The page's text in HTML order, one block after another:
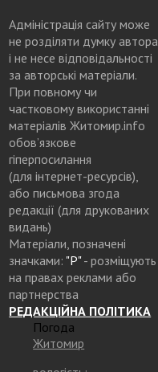
Адміністрація сайту може
не розділяти думку автора
і не несе відповідальності
за авторські матеріали.
При повному чи
частковому використанні
матеріалів Житомир.info
обов’язкове
гіперпосилання
(для інтернет-ресурсів),
або письмова згода
редакції (для друкованих
видань)
Матеріали, позначені
значками: "Р"- розміщують
на правах реклами або
партнерства
РЕДАКЦІЙНА ПОЛІТИКА
Погода
Житомир